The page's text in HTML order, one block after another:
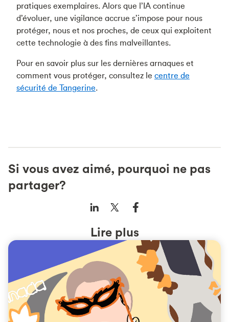
pratiques exemplaires. Alors que l’IA continue
d’évoluer, une vigilance accrue s’impose pour nous
protéger, nous et nos proches, de ceux qui exploitent
cette technologie à des fins malveillantes.
Pour en savoir plus sur les dernières arnaques et
comment vous protéger, consultez le centre de
sécurité de Tangerine.
Si vous avez aimé, pourquoi ne pas
partager?
Lire plus